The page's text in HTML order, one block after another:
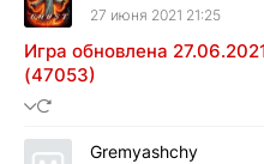
27 июня 2021 21:25
Игра обновлена
(47053)
Gremyashchy